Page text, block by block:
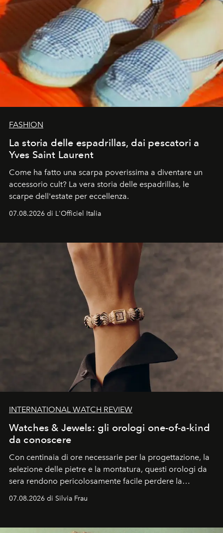
FASHION
La storia delle espadrillas, dai pescatori a
Yves Saint Laurent
Come ha fatto una scarpa poverissima a diventare un
accessorio cult? La vera storia delle espadrillas, le
scarpe dell'estate per eccellenza.
07.08.2026 di L'Officiel Italia
INTERNATIONAL WATCH REVIEW
Watches & Jewels: gli orologi one-of-a-kind
da conoscere
Con centinaia di ore necessarie per la progettazione, la
selezione delle pietre e la montatura, questi orologi da
sera rendono pericolosamente facile perdere la
cognizione del tempo. Ma con quadranti così
07.08.2026 di Silvia Frau